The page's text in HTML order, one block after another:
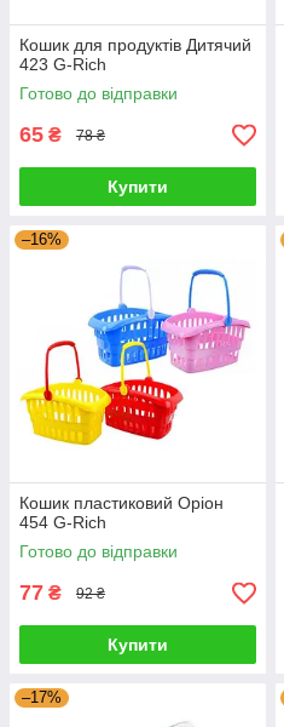
Кошик для продуктів Дитячий
423 G-Rich
Готово до відправки
65 ₴ 78 ₴
Купити
–16%
Кошик пластиковий Оріон
454 G-Rich
Готово до відправки
77 ₴ 92 ₴
Купити
–17%